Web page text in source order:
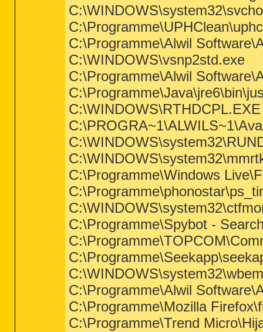
C:\Programme\Alwil
C:\WINDOWS\vsnp2std.exe
C:\Programme\Alwil
C:\WINDOWS\RTHDCPL.EXE
C:\Programme\Windows
C:\Programme\Spybot -
C:\Programme\Alwil
C:\Programme\Mozilla
C:\Programme\Trend